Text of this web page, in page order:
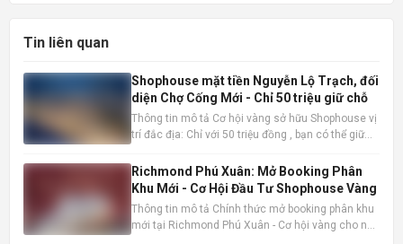
Tin liên quan
Shophouse mặt tiền Nguyễn Lộ Trạch, đối
diện Chợ Cống Mới - Chỉ 50 triệu giữ chỗ
Thông tin mô tả Cơ hội vàng sở hữu Shophouse vị
trí đắc địa: Chỉ với 50 triệu đồng , bạn có thể giữ
mặt tiền Nguyễn Lộ Trạch, đối diện Chợ Cống Mới
sầm uất. Đây là thời điểm vàng để đầu tư trước khi
Richmond Phú Xuân: Mở Booking Phân
Khu Mới - Cơ Hội Đầu Tư Shophouse Vàng
Thông tin mô tả Chính thức mở booking phân khu
mới tại Richmond Phú Xuân - Cơ hội vàng cho nhà